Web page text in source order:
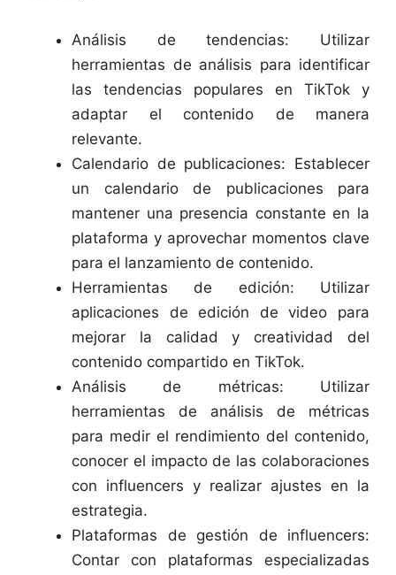
Análisis de tendencias: Utilizar
herramientas de análisis para identificar
las tendencias populares en TikTok y
adaptar el contenido de manera
relevante.
Calendario de publicaciones: Establecer
un calendario de publicaciones para
mantener una presencia constante en la
plataforma y aprovechar momentos clave
para el lanzamiento de contenido.
Herramientas de edición: Utilizar
aplicaciones de edición de video para
mejorar la calidad y creatividad del
contenido compartido en TikTok.
Análisis de métricas: Utilizar
herramientas de análisis de métricas
para medir el rendimiento del contenido,
conocer el impacto de las colaboraciones
con influencers y realizar ajustes en la
estrategia.
Plataformas de gestión de influencers:
Contar con plataformas especializadas